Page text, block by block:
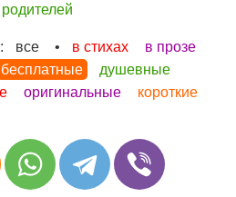
родителей
все • в стихах
в прозе
бесплатные
душевные
оригинальные
короткие